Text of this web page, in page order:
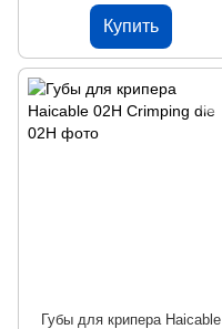
Купить
Губы для крипера Haicable